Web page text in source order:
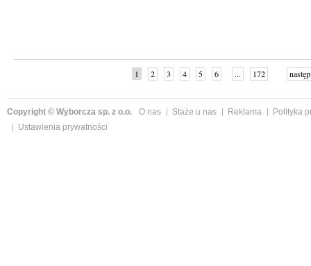
1 2 3 4 5 6 ... 172
Copyright © Wyborcza sp. z o.o. O nas Staże u nas Reklama
Polityka
Ustawienia prywatności